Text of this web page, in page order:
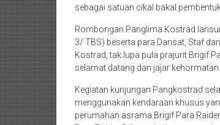
sebagai satuan cikal bakal
Rombongan Panglima Kostrad
3/ TBS) beserta para Dansat, Staf
Kostrad, tak lupa pula prajurit Brigif
selamat datang dan jajar
Kegiatan kunjungan Pangkostrad
menggunakan kendaraan khusus
perumahan asrama Brigif Para